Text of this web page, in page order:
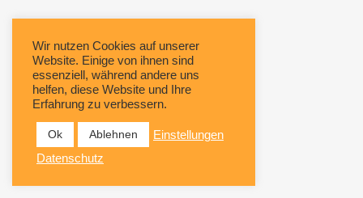
Wir nutzen Cookies auf unserer
Website. Einige von ihnen sind
essenziell, während andere uns
helfen, diese Website und Ihre
Erfahrung zu verbessern.
Ok Ablehnen
Einstellungen
Datenschutz